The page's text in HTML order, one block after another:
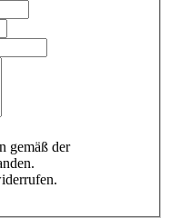
gemäß der